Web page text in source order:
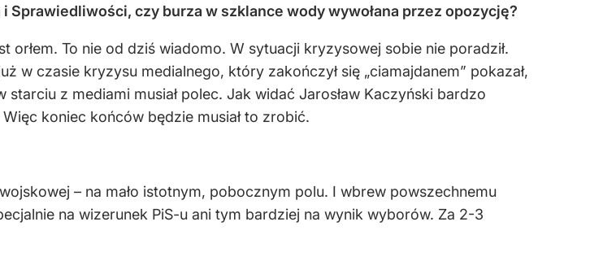
Sprawiedliwości, czy burza w szklance wody wywołana przez opozycję?
orłem. To nie od dziś wiadomo. W sytuacji kryzysowej sobie nie poradził.
w czasie kryzysu medialnego, który zakończył się „ciamajdanem” pokazał,
z mediami musiał polec. Jak widać Jarosław Kaczyński bardzo
Więc koniec końców będzie musiał to zrobić.
– na mało istotnym, pobocznym polu. I wbrew powszechnemu
na wizerunek PiS-u ani tym bardziej na wynik wyborów. Za 2-3